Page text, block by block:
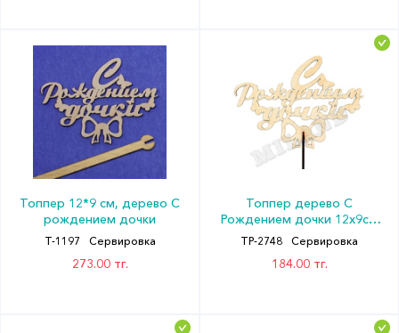
Топпер 12*9 см, дерево С
рождением дочки
Т-1197 Сервировка
273.00 тг.
Топпер дерево С
Рождением дочки 12х9см
Миленд
ТР-2748 Сервировка
184.00 тг.